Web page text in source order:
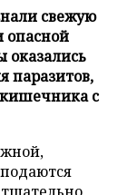
свежую
опасной
паразитов,
с